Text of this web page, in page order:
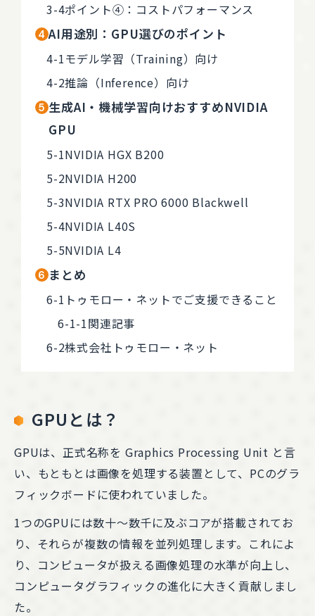
ポイント④：コストパフォーマンス
AI用途別：GPU選びのポイント
モデル学習（Training）向け
推論（Inference）向け
生成AI・機械学習向けおすすめNVIDIA
GPU
NVIDIA HGX B200
NVIDIA H200
NVIDIA RTX PRO 6000 Blackwell
NVIDIA L40S
NVIDIA L4
まとめ
トゥモロー・ネットでご支援できること
関連記事
株式会社トゥモロー・ネット
GPUとは？
GPUは、正式名称を Graphics Processing Unit と言
い、もともとは画像を処理する装置として、PCのグラ
フィックボードに使われていました。
1つのGPUには数十～数千に及ぶコアが搭載されてお
り、それらが複数の情報を並列処理します。これによ
り、コンピュータが扱える画像処理の水準が向上し、
コンピュータグラフィックの進化に大きく貢献しまし
た。